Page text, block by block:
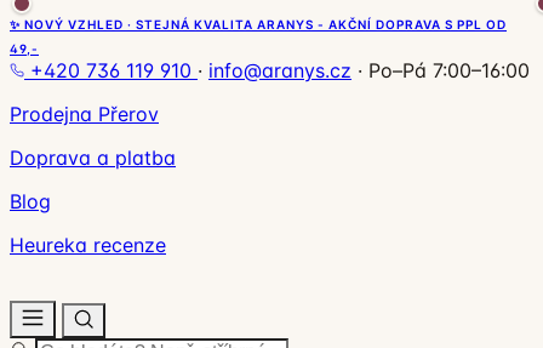
✨ NOVÝ VZHLED · STEJNÁ KVALITA ARANYS - AKČNÍ DOPRAVA S PPL OD
49,-
+420 736 119 910 · info@aranys.cz · Po–Pá 7:00–16:00
Prodejna Přerov
Doprava a platba
Blog
Heureka recenze